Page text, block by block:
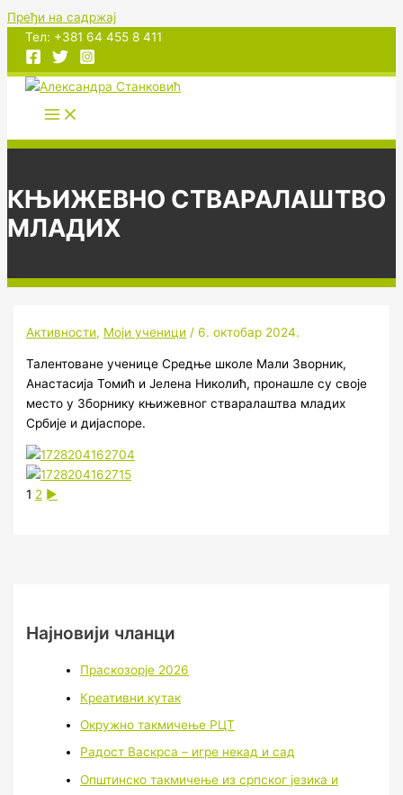
Пређи на садржај
Тел: +381 64 455 8 411
КЊИЖЕВНО СТВАРАЛАШТВО
МЛАДИХ
Активности, Моји ученици /6. октобар 2024.
Талентоване ученице Средње школе Мали Зворник,
Анастасија Томић и Јелена Николић, пронашле су своје
место у Зборнику књижевног стваралаштва младих
Србије и дијаспоре.
1 2 ►
Најновији чланци
Праскозорје 2026
Креативни кутак
Окружно такмичење РЦТ
Радост Васкрса – игре некад и сад
Општинско такмичење из српског језика и